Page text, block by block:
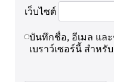
เว็บไซต์
บันทึกชื่อ, อีเมล แล
เบราว์เซอร์นี้ สำห